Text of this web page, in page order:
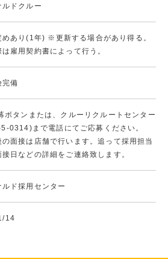
ルドクルー
めあり(1年) ※更新する場合があり得る。
雇用契約書によって行う。
完備
ボタンまたは、クルーリクルートセンター
0314)まで電話にてご応募ください。
面接は店舗で行います。追って採用担当
日などの詳細をご連絡致します。
ルド採用センター
14